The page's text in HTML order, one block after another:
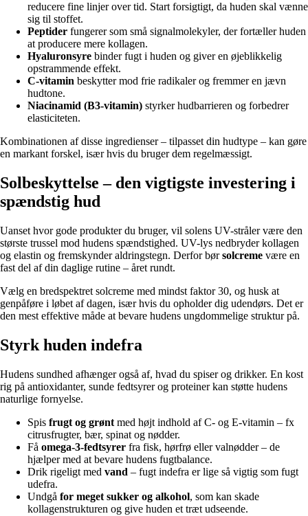
reducere fine linjer over tid. Start forsigtigt, da huden skal vænne
sig til stoffet.
Peptider fungerer som små signalmolekyler, der fortæller huden
at producere mere kollagen.
Hyaluronsyre binder fugt i huden og giver en øjeblikkelig
opstrammende effekt.
C-vitamin beskytter mod frie radikaler og fremmer en jævn
hudtone.
Niacinamid (B3-vitamin) styrker hudbarrieren og forbedrer
elasticiteten.
Kombinationen af disse ingredienser – tilpasset din hudtype – kan gøre
en markant forskel, især hvis du bruger dem regelmæssigt.
Solbeskyttelse – den vigtigste investering i
spændstig hud
Uanset hvor gode produkter du bruger, vil solens UV-stråler være den
største trussel mod hudens spændstighed. UV-lys nedbryder kollagen
og elastin og fremskynder aldringstegn. Derfor børsolcreme være en
fast del af din daglige rutine – året rundt.
Vælg en bredspektret solcreme med mindst faktor 30, og husk at
genpåføre i løbet af dagen, især hvis du opholder dig udendørs. Det er
den mest effektive måde at bevare hudens ungdommelige struktur på.
Styrk huden indefra
Hudens sundhed afhænger også af, hvad du spiser og drikker. En kost
rig på antioxidanter, sunde fedtsyrer og proteiner kan støtte hudens
naturlige fornyelse.
Spis frugt og grønt med højt indhold af C- og E-vitamin – fx
citrusfrugter, bær, spinat og nødder.
Få omega-3-fedtsyrer fra fisk, hørfrø eller valnødder – de
hjælper med at bevare hudens fugtbalance.
Drik rigeligt med vand – fugt indefra er lige så vigtig som fugt
udefra.
Undgå for meget sukker og alkohol, som kan skade
kollagenstrukturen og give huden et træt udseende.